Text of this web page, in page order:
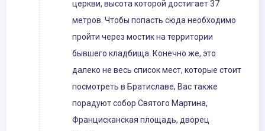
церкви, высота которой достигает 37
метров. Чтобы попасть сюда необходимо
пройти через мостик на территории
бывшего кладбища. Конечно же, это
далеко не весь список мест, которые стоит
посмотреть в Братиславе, Вас также
порадуют собор Святого Мартина,
Францисканская площадь, дворец